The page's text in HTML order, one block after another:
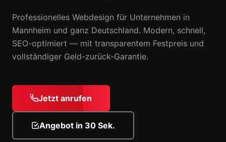
Professionelles Webdesign für Unternehmen in
Mannheim und ganz Deutschland. Modern, schnell,
SEO-optimiert — mit transparentem Festpreis und
vollständiger Geld-zurück-Garantie.
Jetzt anrufen
Angebot in 30 Sek.